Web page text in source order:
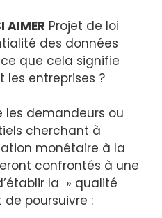
AIMER Projet de loi
des données
que cela signifie
les entreprises ?
les demandeurs ou
cherchant à
monétaire à la
confrontés à une
la » qualité
poursuivre :